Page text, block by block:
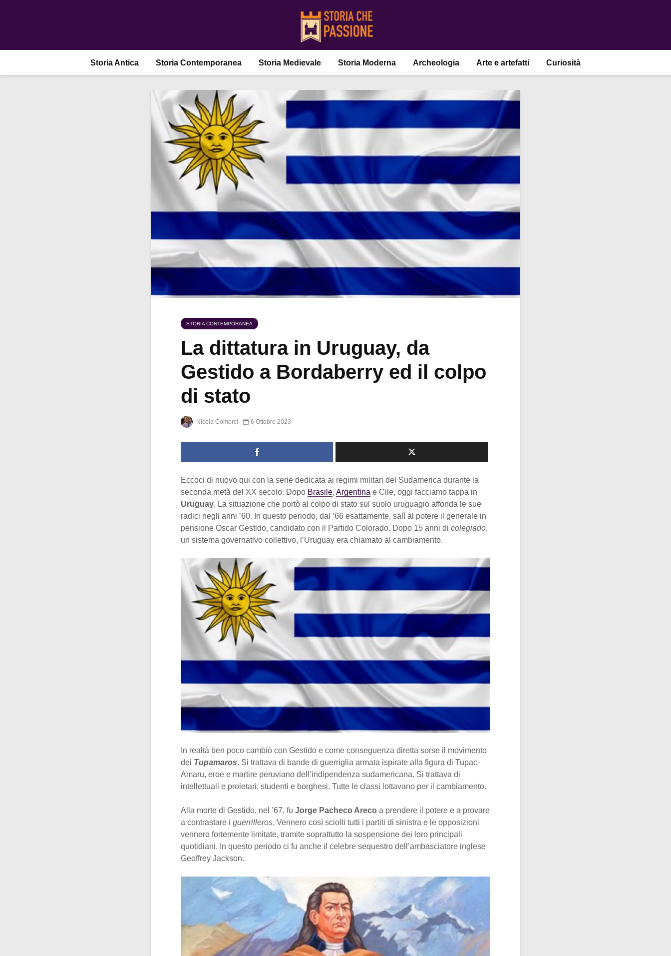
Storia Antica Storia Contemporanea Storia Medievale Storia Moderna Archeologia Arte e artefatti Curiosità
STORIA CONTEMPORANEA
La dittatura in Uruguay, da
Gestido a Bordaberry ed il colpo
di stato
Nicola Comerci 6 Ottobre 2023
Eccoci di nuovo qui con la serie dedicata ai regimi militari del Sudamerica durante la
seconda metà del XX secolo. Dopo Brasile, Argentina e Cile, oggi facciamo tappa in
Uruguay. La situazione che portò al colpo di stato sul suolo uruguagio affonda le sue
radici negli anni ’60. In questo periodo, dal ’66 esattamente, salì al potere il generale in
pensione Oscar Gestido, candidato con il Partido Colorado. Dopo 15 anni di colegiado,
un sistema governativo collettivo, l’Uruguay era chiamato al cambiamento.
In realtà ben poco cambiò con Gestido e come conseguenza diretta sorse il movimento
dei Tupamaros. Si trattava di bande di guerriglia armata ispirate alla figura di Tupac-
Amaru, eroe e martire peruviano dell’indipendenza sudamericana. Si trattava di
intellettuali e proletari, studenti e borghesi. Tutte le classi lottavano per il cambiamento.
Alla morte di Gestido, nel ’67, fu Jorge Pacheco Areco a prendere il potere e a provare
a contrastare i guerrilleros. Vennero così sciolti tutti i partiti di sinistra e le opposizioni
vennero fortemente limitate, tramite soprattutto la sospensione dei loro principali
quotidiani. In questo periodo ci fu anche il celebre sequestro dell’ambasciatore inglese
Geoffrey Jackson.